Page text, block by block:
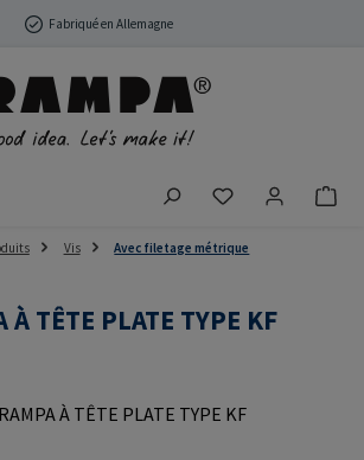
Fabriqué en Allemagne
Vous avez 0
Vis Avec filetage métrique
À TÊTE PLATE TYPE KF
d'images